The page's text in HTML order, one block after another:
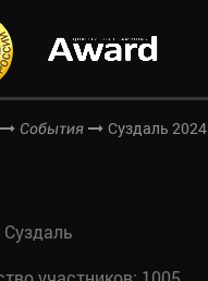
События Суздаль 2024